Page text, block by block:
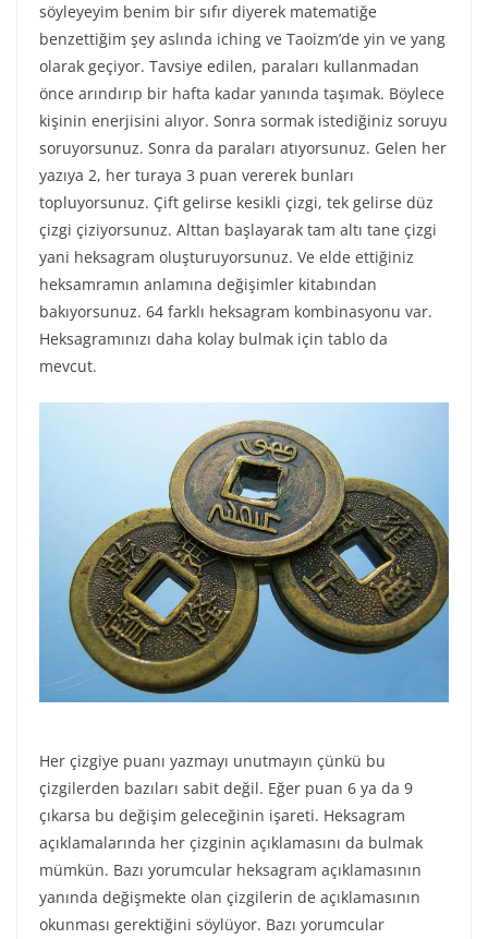
söyleyeyim benim bir sıfır diyerek matematiğe
benzettiğim şey aslında iching ve Taoizm’de yin ve yang
olarak geçiyor. Tavsiye edilen, paraları kullanmadan
önce arındırıp bir hafta kadar yanında taşımak. Böylece
kişinin enerjisini alıyor. Sonra sormak istediğiniz soruyu
soruyorsunuz. Sonra da paraları atıyorsunuz. Gelen her
yazıya 2, her turaya 3 puan vererek bunları
topluyorsunuz. Çift gelirse kesikli çizgi, tek gelirse düz
çizgi çiziyorsunuz. Alttan başlayarak tam altı tane çizgi
yani heksagram oluşturuyorsunuz. Ve elde ettiğiniz
heksamramın anlamına değişimler kitabından
bakıyorsunuz. 64 farklı heksagram kombinasyonu var.
Heksagramınızı daha kolay bulmak için tablo da
mevcut.
Her çizgiye puanı yazmayı unutmayın çünkü bu
çizgilerden bazıları sabit değil. Eğer puan 6 ya da 9
çıkarsa bu değişim geleceğinin işareti. Heksagram
açıklamalarında her çizginin açıklamasını da bulmak
mümkün. Bazı yorumcular heksagram açıklamasının
yanında değişmekte olan çizgilerin de açıklamasının
okunması gerektiğini söylüyor. Bazı yorumcular